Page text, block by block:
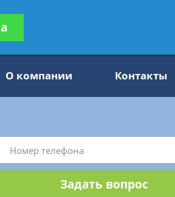
О компании Контакты
Задать вопрос